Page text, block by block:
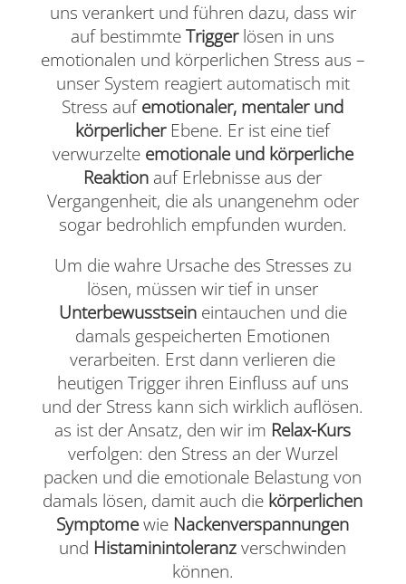
uns verankert und führen dazu, dass wir
auf bestimmteTrigger​lösen in uns
emotionalen und körperlichen Stress aus –
unser System reagiert automatisch mit
Stress aufemotionaler, mentaler und
körperlicherEbene. Er ist eine tief
verwurzelte emotionale und körperliche
Reaktion auf Erlebnisse aus der
Vergangenheit, die als unangenehm oder
sogar bedrohlich empfunden wurden.
Um die wahre Ursache des Stresses zu
lösen, müssen wir tief in unser
Unterbewusstseineintauchen und die
damals gespeicherten Emotionen
verarbeiten. Erst dann verlieren die
heutigen Trigger ihren Einfluss auf uns
und der Stress kann sich wirklich auflösen.
as ist der Ansatz, den wir im Relax-Kurs
verfolgen: den Stress an der Wurzel
packen und die emotionale Belastung von
damals lösen, damit auch die körperlichen
Symptomewie Nackenverspannungen
und Histaminintoleranzverschwinden
können.